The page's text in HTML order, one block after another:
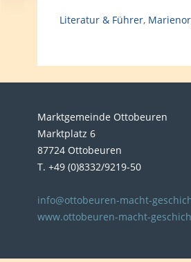
Literatur & Führer,
Marktgemeinde Ottobeuren
Marktplatz 6
87724 Ottobeuren
T. +49 (0)8332/9219-50
info@ottobeuren-macht-
www.ottobeuren-macht-